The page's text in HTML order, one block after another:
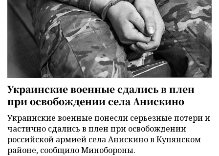
Украинские военные сдались в плен
при освобождении села Анискино
Украинские военные понесли серьезные потери и
частично сдались в плен при освобождении
российской армией села Анискино в Купянском
районе, сообщило Минобороны.